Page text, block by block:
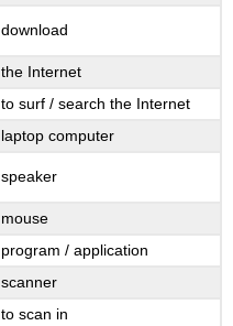
download
the Internet
to surf / search the Internet
laptop computer
speaker
mouse
program / application
scanner
to scan in